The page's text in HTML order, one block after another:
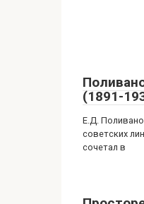
(1891-
Е.Д.
советских
сочетал в